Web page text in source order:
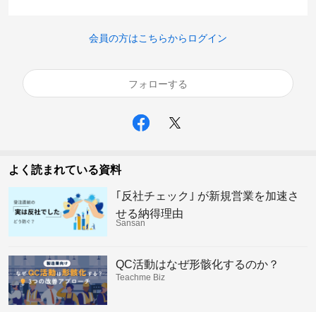
会員の方はこちらからログイン
フォローする
よく読まれている資料
｢反社チェック｣ が新規営業を加速さ
せる納得理由
Sansan
QC活動はなぜ形骸化するのか？
Teachme Biz